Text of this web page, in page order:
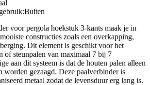
voor pergola hoekstuk 3-kants maak je in
constructies zoals een overkapping,
Dit element is geschikt voor het
of steunpalen van maximaal 7 bij 7
aan dit systeem is dat de houten palen alleen
worden gezaagd. Deze paalverbinder is
metaal zodat de levensduur erg lang is.